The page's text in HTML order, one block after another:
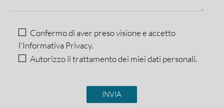
Confermo di aver preso visione e accetto
l'Informativa Privacy.
Autorizzo il trattamento dei miei dati personali.